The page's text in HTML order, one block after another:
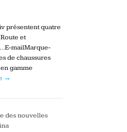
présentent quatre
et
mailMarque-
de chaussures
gamme
→
des nouvelles